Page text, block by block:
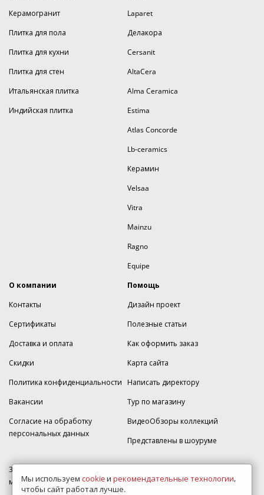
Керамогранит
Плитка для пола
Плитка для кухни
Плитка для стен
Итальянская плитка
Индийская плитка
Laparet
Делакора
Cersanit
AltaCera
Alma Ceramica
Estima
Atlas Concorde
Lb-ceramics
Керамин
Velsaa
Vitra
Mainzu
Ragno
Equipe
О компании
Контакты
Сертификаты
Доставка и оплата
Скидки
Политика конфиденциальности
Вакансии
Согласие на обработку
персональных данных
Помощь
Дизайн проект
Полезные статьи
Как оформить заказ
Карта сайта
Написать директору
Тур по магазину
ВидеоОбзоры коллекций
Представлены в шоуруме
350005, г. Краснодар, Прикубанский округ, ул.Кореновская, дом 49,
магазин Плитка-SDVK.
Мы используем cookieи рекомендательные технологии,
чтобы сайт работал лучше.